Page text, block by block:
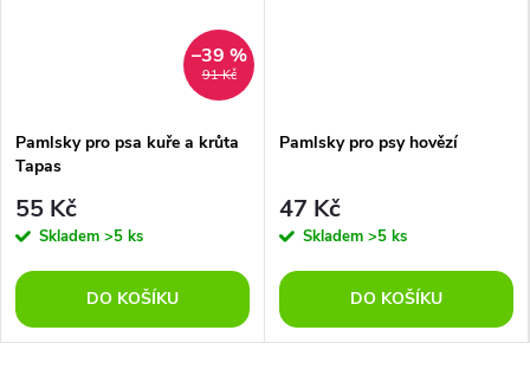
91 Kč
–39 %
Pamlsky pro psa kuře a krůta
Tapas
55 Kč
Skladem >5 ks
DO KOŠÍKU
Pamlsky pro psy hovězí
47 Kč
Skladem >5 ks
DO KOŠÍKU